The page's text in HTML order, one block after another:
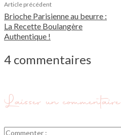
Article précédent
Brioche Parisienne au beurre :
La Recette Boulangère
Authentique !
4 commentaires
Laisser un commentaire